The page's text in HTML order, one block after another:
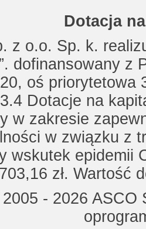
Dotacja
z o.o. Sp. k.
dofinansowany z
oś priorytetowa
Dotacje na
w zakresie
w związku z
wskutek epidemii
703,16 zł. Wartość
- 2026